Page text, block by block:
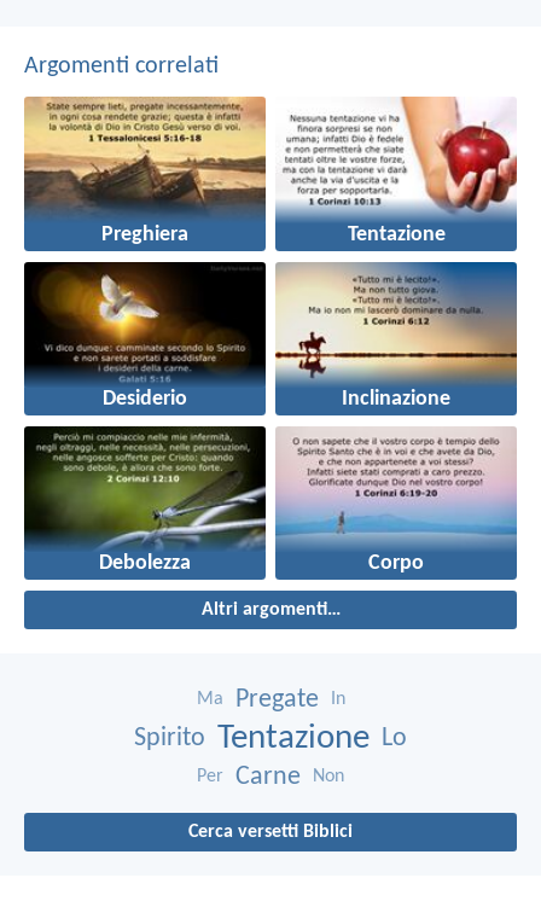
Argomenti correlati
Preghiera Tentazione
Desiderio Inclinazione
Debolezza Corpo
Altri argomenti…
Ma Pregate In
Spirito Tentazione Lo
Per Carne Non
Cerca versetti Biblici